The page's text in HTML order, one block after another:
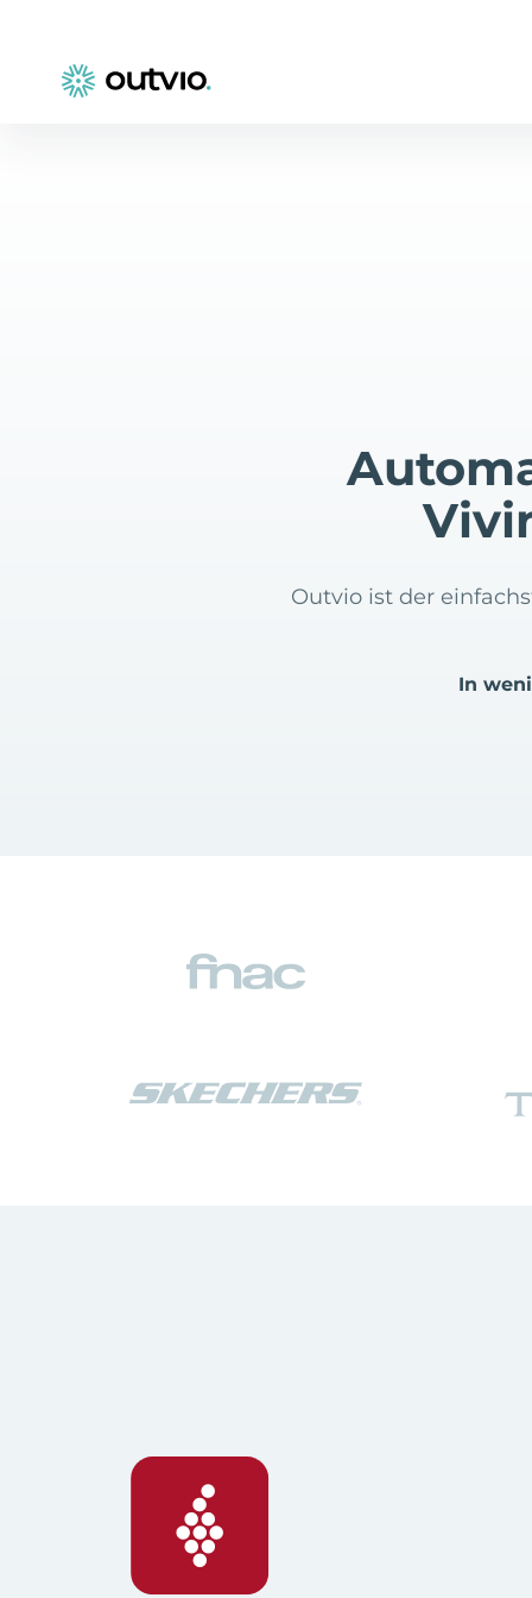
Outvio ist der
In